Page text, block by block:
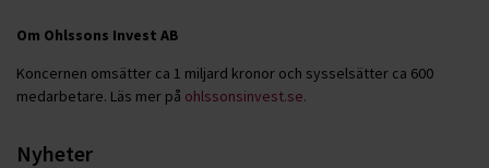
Om Ohlssons Invest AB
Koncernen omsätter ca 1 miljard kronor och sysselsätter ca 600
medarbetare. Läs mer på ohlssonsinvest.se.
Nyheter